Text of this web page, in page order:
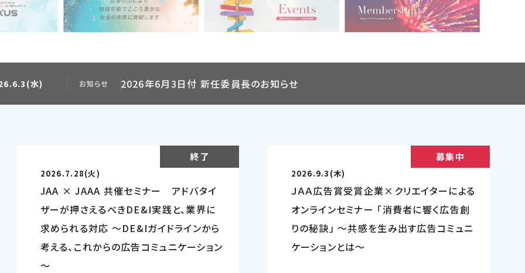
水) お知らせ 2026年6月3日付 新任委員長のお知らせ
2026.7.28(火)
JAA × JAAA 共催セミナー アドバタイ
ザーが押さえるべきDE&I実践と、業界に
求められる対応 ～DE&Iガイドラインから
考える、これからの広告コミュニケーション
～
終了
2026.9.3(木)
ＪＡＡ広告賞受賞企業×クリエイターによる
オンラインセミナー 「消費者に響く広告創
りの秘訣」 ～共感を生み出す広告コミュニ
ケーションとは～
募集中